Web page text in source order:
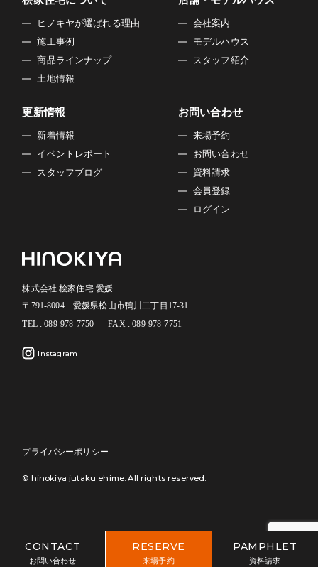
ヒノキヤが選ばれる理由
施工事例
商品ラインナップ
土地情報
会社案内
モデルハウス
スタッフ紹介
更新情報
新着情報
イベントレポート
スタッフブログ
お問い合わせ
来場予約
お問い合わせ
資料請求
会員登録
ログイン
株式会社 桧家住宅 愛媛
〒791-8004 愛媛県松山市鴨川二丁目17-31
TEL : 089-978-7750
FAX : 089-978-7751
Instagram
プライバシーポリシー
© hinokiya jutaku ehime. All rights reserved.
CONTACT
お問い合わせ
RESERVE
来場予約
PAMPHLET
資料請求